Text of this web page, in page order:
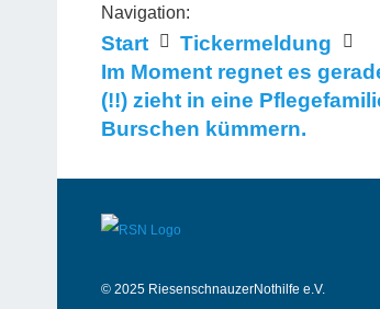
Navigation:
Start
Tickermeldung
Im Moment regnet es
(!!) zieht in eine
Burschen kümmern.
© 2025 RiesenschnauzerNothilfe e.V.